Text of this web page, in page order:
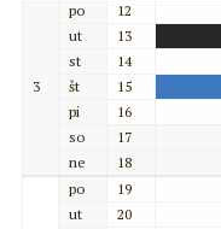
3
po
12
ut
13
st
14
št
15
pi
16
so
17
ne
18
po
19
ut
20